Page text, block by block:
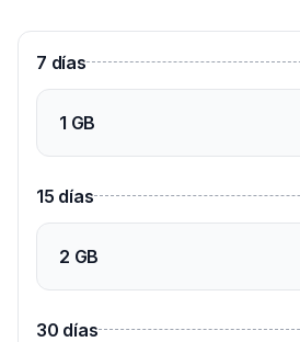
7 días
1 GB
15 días
2 GB
30 días